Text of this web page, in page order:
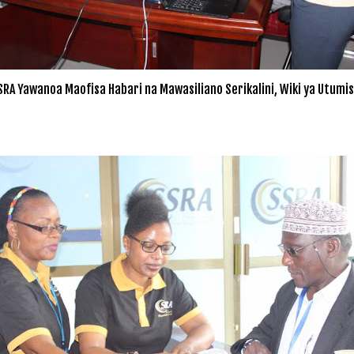
Yawanoa Maofisa Habari na Mawasiliano Serikalini, Wiki ya